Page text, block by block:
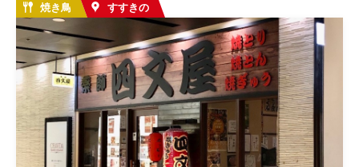
焼き鳥 すすきの